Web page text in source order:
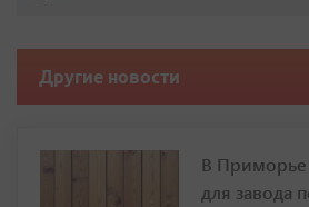
Другие новости
В Приморье
для завода